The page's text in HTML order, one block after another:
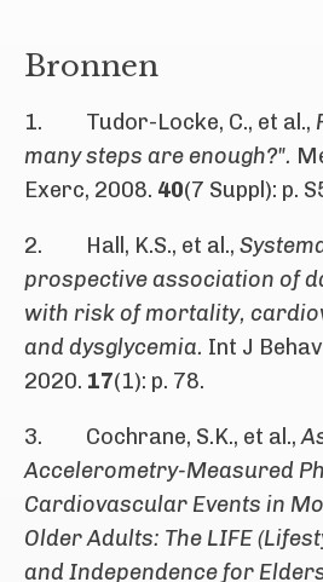
Bronnen
1. Tudor-Locke, C., et al.,
many steps are enough?".
Exerc, 2008. 40(7 Suppl): p.
2. Hall, K.S., et al.,
prospective association of
with risk of mortality,
and dysglycemia. Int J
2020. 17(1): p. 78.
3. Cochrane, S.K., et al.,
Accelerometry-Measured
Cardiovascular Events in
Older Adults: The LIFE
and Independence for